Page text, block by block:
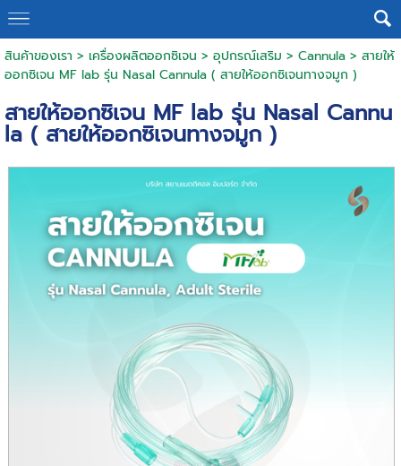
สินค้าของเรา > เครื่องผลิตออกซิเจน > อุปกรณ์เสริม > Cannula> สายให้
ออกซิเจน MF lab รุ่น Nasal Cannula ( สายให้ออกซิเจนทางจมูก )
สายให้ออกซิเจน MF lab รุ่น Nasal Cannu
la ( สายให้ออกซิเจนทางจมูก )